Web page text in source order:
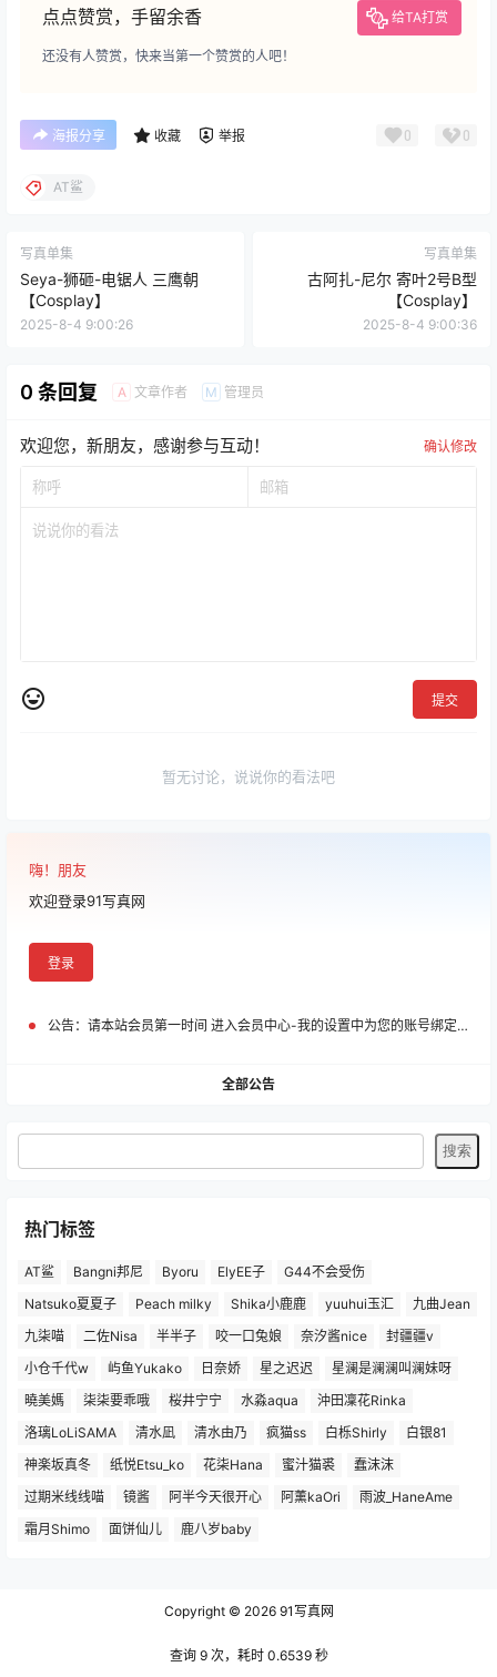
点点赞赏，手留余香 给TA打赏
还没有人赞赏，快来当第一个赞赏的人吧！
海报分享 收藏 举报 0 0
AT鲨
写真单集
Seya-狮砸-电锯人 三鹰朝
【Cosplay】
2025-8-4 9:00:26
写真单集
古阿扎-尼尔 寄叶2号B型
【Cosplay】
2025-8-4 9:00:36
0 条回复 A 文章作者 M 管理员
欢迎您，新朋友，感谢参与互动！ 确认修改
提交
暂无讨论，说说你的看法吧
嗨！朋友
欢迎登录91写真网
登录
公告： 请本站会员第一时间 进入会员中心-我的设置中为您的账号绑定邮箱!
全部公告
热门标签
AT鲨 Bangni邦尼 Byoru ElyEE子
G44不会受伤
Natsuko夏夏子
Peach milky Shika小鹿鹿 yuuhui玉汇
九曲Jean
九柒喵
二佐Nisa 半半子 咬一口兔娘 奈汐酱nice
封疆疆v
小仓千代w
屿鱼Yukako 日奈娇 星之迟迟
星澜是澜澜叫澜妹呀
曉美媽
柒柒要乖哦 桜井宁宁 水淼aqua
沖田凜花Rinka
洛璃LoLiSAMA
清水凪 清水由乃 疯猫ss 白栎Shirly
白银81
神楽坂真冬
纸悦Etsu_ko 花柒Hana 蜜汁猫裘
蠢沫沫
过期米线线喵
镜酱 阿半今天很开心 阿薰kaOri
雨波_HaneAme
霜月Shimo
面饼仙儿 鹿八岁baby
Copyright © 202691写真网
查询 9 次，耗时 0.6539 秒